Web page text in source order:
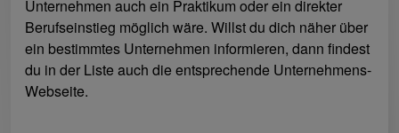
Unternehmen auch ein Praktikum oder ein direkter
Berufseinstieg möglich wäre. Willst du dich näher über
ein bestimmtes Unternehmen informieren, dann findest
du in der Liste auch die entsprechende Unternehmens-
Webseite.